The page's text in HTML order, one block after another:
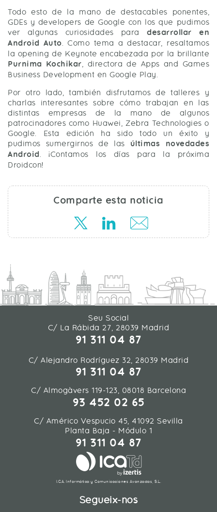
Todo esto de la mano de destacables ponentes,
GDEs y developers de Google con los que pudimos
ver algunas curiosidades paradesarrollar en
Android Auto. Como tema a destacar, resaltamos
la opening de Keynote encabezada por la brillante
Purnima Kochikar, directora de Apps and Games
Business Development en Google Play.
Por otro lado, también disfrutamos de talleres y
charlas interesantes sobre cómo trabajan en las
distintas empresas de la mano de algunos
patrocinadores como Huawei, Zebra Technologies o
Google. Esta edición ha sido todo un éxito y
pudimos sumergirnos de las últimas novedades
Android. ¡Contamos los días para la próxima
Droidcon!
Comparte esta noticia
Seu Social
C/ La Rábida 27, 28039 Madrid
91 311 04 87
C/ Alejandro Rodríguez 32, 28039 Madrid
91 311 04 87
C/ Almogàvers 119-123, 08018 Barcelona
93 452 02 65
C/ Américo Vespucio 45, 41092 Sevilla
Planta Baja - Módulo 1
91 311 04 87
I.C.A. Informática y Comunicaciones Avanzadas, S.L.
Segueix-nos